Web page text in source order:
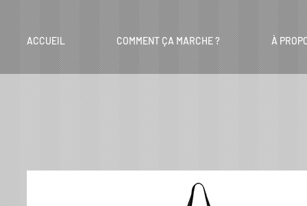
ACCUEIL COMMENT ÇA MARCHE ? À